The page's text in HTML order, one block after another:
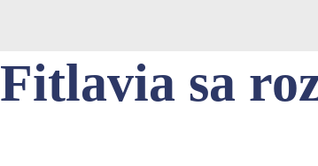
Fitlavia sa